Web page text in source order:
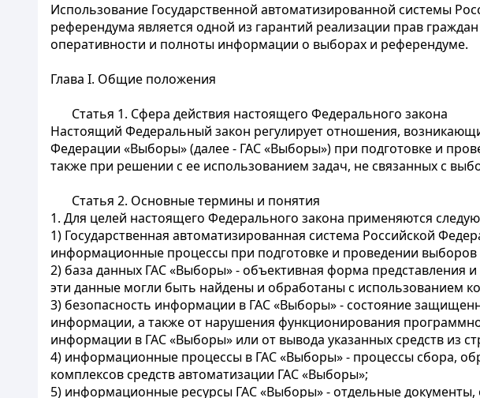
Использование Государственной автоматизированной системы
референдума является одной из гарантий реализации прав
оперативности и полноты информации о выборах и референдуме.
Глава I. Общие положения
Статья 1. Сфера действия настоящего Федерального закона
Настоящий Федеральный закон регулирует отношения,
Федерации «Выборы» (далее - ГАС «Выборы») при подготовке и
также при решении с ее использованием задач, не связанных с
Статья 2. Основные термины и понятия
1. Для целей настоящего Федерального закона применяются
1) Государственная автоматизированная система Российской
информационные процессы при подготовке и проведении
2) база данных ГАС «Выборы» - объективная форма представления
эти данные могли быть найдены и обработаны с использованием
3) безопасность информации в ГАС «Выборы» - состояние
информации, а также от нарушения функционирования
информации в ГАС «Выборы» или от вывода указанных средств из
4) информационные процессы в ГАС «Выборы» - процессы сбора,
комплексов средств автоматизации ГАС «Выборы»;
5) информационные ресурсы ГАС «Выборы» - отдельные